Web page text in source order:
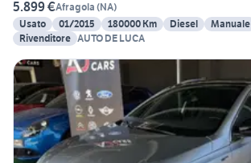
5.899 €Afragola (NA)
Usato
01/2015 180000 Km Diesel Manuale
Rivenditore AUTO DE LUCA